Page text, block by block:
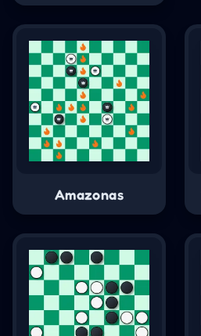
Amazonas